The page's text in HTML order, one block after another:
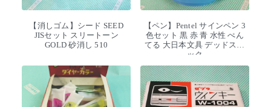
【消しゴム】シード SEED
JISセット スリートーン
GOLD 砂消し 510
【ペン】Pentel サインペン 3
色セット 黒 赤 青 水性 ぺん
てる 大日本文具 デッドスト
ック